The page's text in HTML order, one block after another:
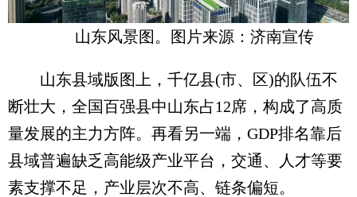
山东风景图。图片来源：济南宣传
山东县域版图上，千亿县(市、区)的队伍不
断壮大，全国百强县中山东占12席，构成了高质
量发展的主力方阵。再看另一端，GDP排名靠后
县域普遍缺乏高能级产业平台，交通、人才等要
素支撑不足，产业层次不高、链条偏短。